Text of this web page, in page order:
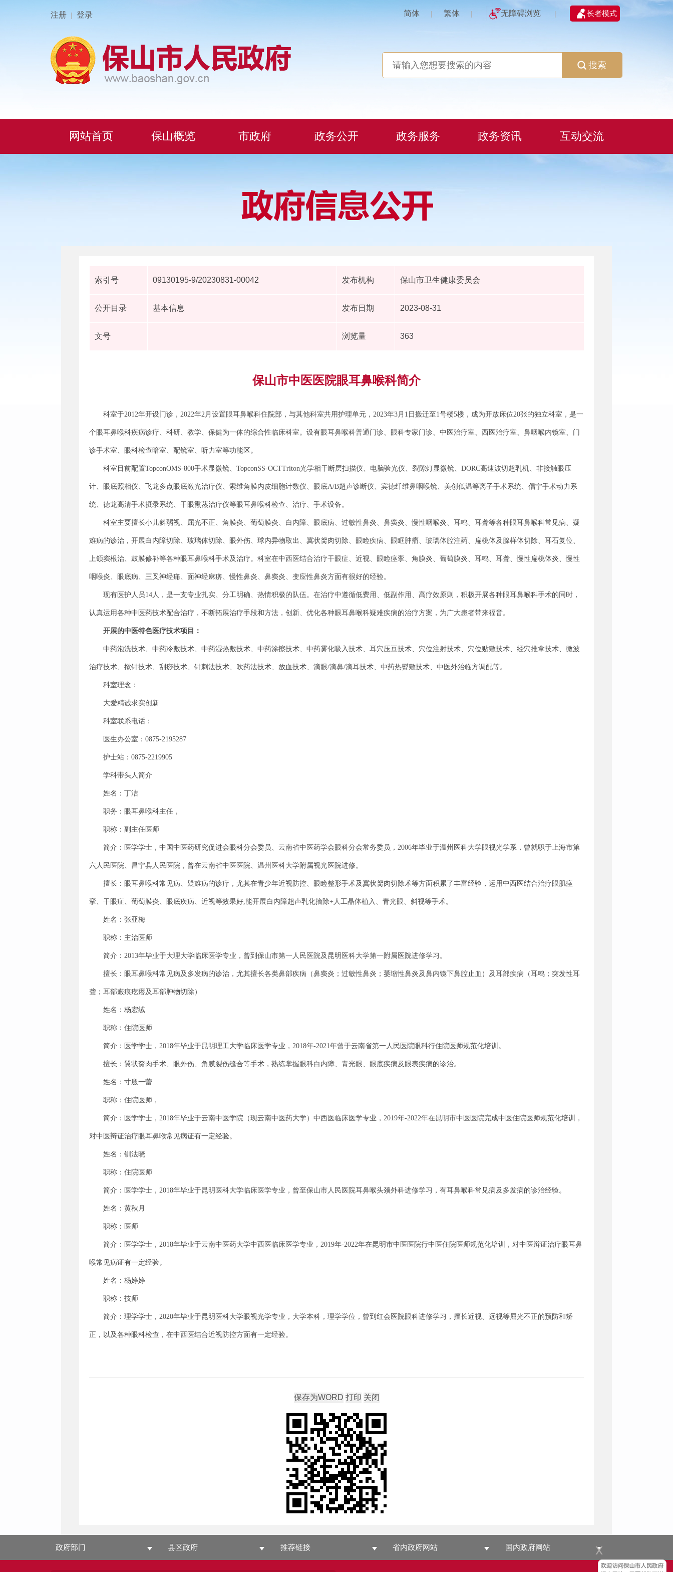
注册 | 登录 简体 | 繁体 | 无障碍浏览 | 长者模式
x
搜索
网站首页 保山概览 市政府 政务公开 政务服务 政务资讯 互动交流
索引号 09130195-9/20230831-00042 发布机构 保山市卫生健康委员会
公开目录 基本信息 发布日期 2023-08-31
文号 浏览量 363
保山市中医医院眼耳鼻喉科简介
科室于2012年开设门诊，2022年2月设置眼耳鼻喉科住院部，与其他科室共用护理单元，2023年3月1日搬迁至1号楼5楼，成为开放床位20张的独立科室，是一
个眼耳鼻喉科疾病诊疗、科研、教学、保健为一体的综合性临床科室。设有眼耳鼻喉科普通门诊、眼科专家门诊、中医治疗室、西医治疗室、鼻咽喉内镜室、门
诊手术室、眼科检查暗室、配镜室、听力室等功能区。
科室目前配置TopconOMS-800手术显微镜、TopconSS-OCTTriton光学相干断层扫描仪、电脑验光仪、裂隙灯显微镜、DORC高速波切超乳机、非接触眼压
计、眼底照相仪、飞龙多点眼底激光治疗仪、索维角膜内皮细胞计数仪、眼底A/B超声诊断仪、宾德纤维鼻咽喉镜、美创低温等离子手术系统、倡宁手术动力系
统、德龙高清手术摄录系统、干眼熏蒸治疗仪等眼耳鼻喉科检查、治疗、手术设备。
科室主要擅长小儿斜弱视、屈光不正、角膜炎、葡萄膜炎、白内障、眼底病、过敏性鼻炎、鼻窦炎、慢性咽喉炎、耳鸣、耳聋等各种眼耳鼻喉科常见病、疑
难病的诊治，开展白内障切除、玻璃体切除、眼外伤、球内异物取出、翼状胬肉切除、眼睑疾病、眼眶肿瘤、玻璃体腔注药、扁桃体及腺样体切除、耳石复位、
上颌窦根治、鼓膜修补等各种眼耳鼻喉科手术及治疗。科室在中西医结合治疗干眼症、近视、眼睑痉挛、角膜炎、葡萄膜炎、耳鸣、耳聋、慢性扁桃体炎、慢性
咽喉炎、眼底病、三叉神经痛、面神经麻痹、慢性鼻炎、鼻窦炎、变应性鼻炎方面有很好的经验。
现有医护人员14人，是一支专业扎实、分工明确、热情积极的队伍。在治疗中遵循低费用、低副作用、高疗效原则，积极开展各种眼耳鼻喉科手术的同时，
认真运用各种中医药技术配合治疗，不断拓展治疗手段和方法，创新、优化各种眼耳鼻喉科疑难疾病的治疗方案，为广大患者带来福音。
开展的中医特色医疗技术项目：
中药泡洗技术、中药冷敷技术、中药湿热敷技术、中药涂擦技术、中药雾化吸入技术、耳穴压豆技术、穴位注射技术、穴位贴敷技术、经穴推拿技术、微波
治疗技术、揿针技术、刮痧技术、针刺法技术、吹药法技术、放血技术、滴眼/滴鼻/滴耳技术、中药热熨敷技术、中医外治临方调配等。
科室理念：
大爱精诚求实创新
科室联系电话：
医生办公室：0875-2195287
护士站：0875-2219905
学科带头人简介
姓名：丁洁
职务：眼耳鼻喉科主任，
职称：副主任医师
简介：医学学士，中国中医药研究促进会眼科分会委员、云南省中医药学会眼科分会常务委员，2006年毕业于温州医科大学眼视光学系，曾就职于上海市第
六人民医院、昌宁县人民医院，曾在云南省中医医院、温州医科大学附属视光医院进修。
擅长：眼耳鼻喉科常见病、疑难病的诊疗，尤其在青少年近视防控、眼睑整形手术及翼状胬肉切除术等方面积累了丰富经验，运用中西医结合治疗眼肌痉
挛、干眼症、葡萄膜炎、眼底疾病、近视等效果好,能开展白内障超声乳化摘除+人工晶体植入、青光眼、斜视等手术。
姓名：张亚梅
职称：主治医师
简介：2013年毕业于大理大学临床医学专业，曾到保山市第一人民医院及昆明医科大学第一附属医院进修学习。
擅长：眼耳鼻喉科常见病及多发病的诊治，尤其擅长各类鼻部疾病（鼻窦炎；过敏性鼻炎；萎缩性鼻炎及鼻内镜下鼻腔止血）及耳部疾病（耳鸣；突发性耳
聋；耳部瘢痕疙瘩及耳部肿物切除）
姓名：杨宏绒
职称：住院医师
简介：医学学士，2018年毕业于昆明理工大学临床医学专业，2018年-2021年曾于云南省第一人民医院眼科行住院医师规范化培训。
擅长：翼状胬肉手术、眼外伤、角膜裂伤缝合等手术，熟练掌握眼科白内障、青光眼、眼底疾病及眼表疾病的诊治。
姓名：寸殷一蕾
职称：住院医师，
简介：医学学士，2018年毕业于云南中医学院（现云南中医药大学）中西医临床医学专业，2019年-2022年在昆明市中医医院完成中医住院医师规范化培训，
对中医辩证治疗眼耳鼻喉常见病证有一定经验。
姓名：钏法晓
职称：住院医师
简介：医学学士，2018年毕业于昆明医科大学临床医学专业，曾至保山市人民医院耳鼻喉头颈外科进修学习，有耳鼻喉科常见病及多发病的诊治经验。
姓名：黄秋月
职称：医师
简介：医学学士，2018年毕业于云南中医药大学中西医临床医学专业，2019年-2022年在昆明市中医医院行中医住院医师规范化培训，对中医辩证治疗眼耳鼻
喉常见病证有一定经验。
姓名：杨婷婷
职称：技师
简介：理学学士，2020年毕业于昆明医科大学眼视光学专业，大学本科，理学学位，曾到红会医院眼科进修学习，擅长近视、远视等屈光不正的预防和矫
正，以及各种眼科检查，在中西医结合近视防控方面有一定经验。
政府部门 县区政府 推荐链接 省内政府网站 国内政府网站